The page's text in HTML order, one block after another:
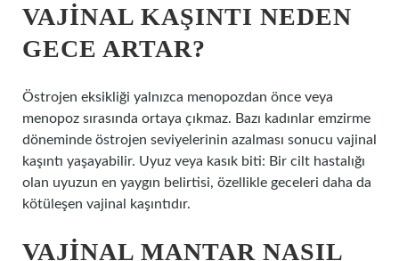
VAJINAL KAŞINTI NEDEN
GECE ARTAR?
Östrojen eksikliği yalnızca menopozdan önce veya
menopoz sırasında ortaya çıkmaz. Bazı kadınlar emzirme
döneminde östrojen seviyelerinin azalması sonucu vajinal
kaşıntı yaşayabilir. Uyuz veya kasık biti: Bir cilt hastalığı
olan uyuzun en yaygın belirtisi, özellikle geceleri daha da
kötüleşen vajinal kaşıntıdır.
VAJINAL MANTAR NASIL